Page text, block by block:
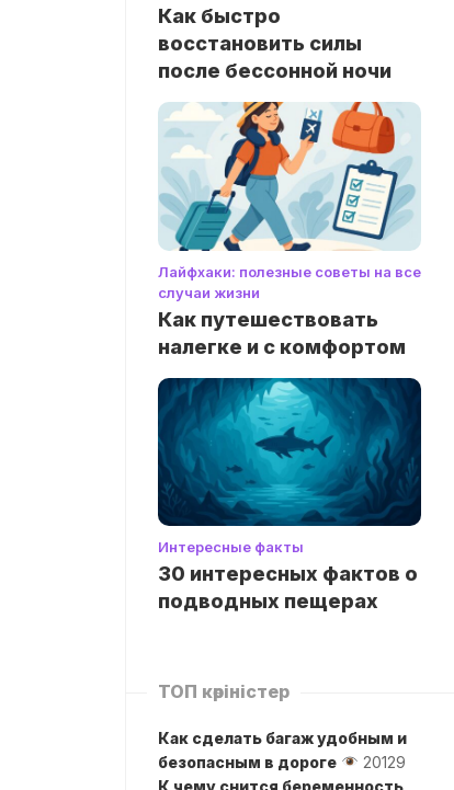
Как быстро
восстановить силы
после бессонной ночи
Лайфхаки: полезные советы на все
случаи жизни
Как путешествовать
налегке и с комфортом
Интересные факты
30 интересных фактов о
подводных пещерах
ТОП көріністер
Как сделать багаж удобным и
безопасным в дороге
20129
К чему снится беременность